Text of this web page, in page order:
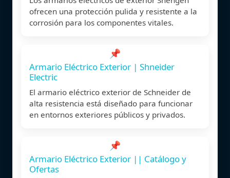
ofrecen una protección pulida y resistente a la
corrosión para los componentes vitales.
📌
Armario Eléctrico Exterior | Shneider
Electric
El armario eléctrico exterior de Schneider de
alta resistencia está diseñado para funcionar
en entornos exteriores públicos y privados.
📌
Armario Eléctrico Exterior || Catálogo y
Ofertas